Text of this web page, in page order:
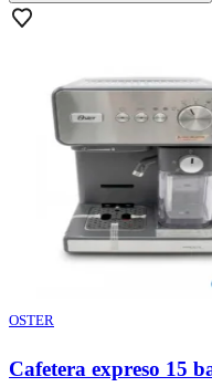
OSTER
Cafetera expreso 15